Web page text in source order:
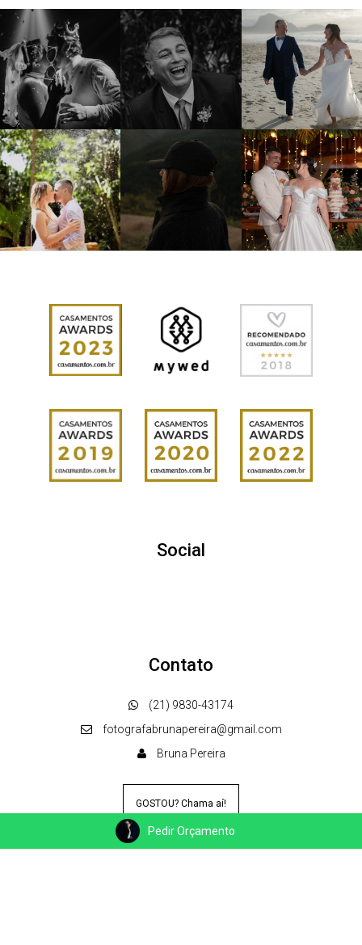
Social
Contato
(21) 9830-43174
fotografabrunapereira@gmail.com
Bruna Pereira
GOSTOU? Chama aí!
Pedir Orçamento